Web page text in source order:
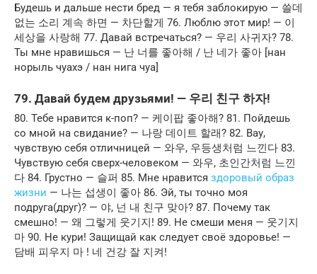
Будешь и дальше нести бред — я тебя заблокирую — 쓸데
없는 소리 계속 하면 — 차단할게 76. Люблю этот мир! — 이
세상을 사랑해 77. Давай встречаться? — 우리 사귀자? 78.
Ты мне нравишься — 난 너를 좋아해 / 난 네가 좋아 [нан
норыль чуахэ / нан нига чуа]
79. Давай будем друзьями! — 우리 친구 하자!
80. Тебе нравится к-поп? — 케이팝 좋아해? 81. Пойдешь
со мной на свидание? — 나랑 데이트 할래? 82. Вау,
чувствую себя отличницей — 와우, 우등생처럼 느낀다 83.
Чувствую себя сверх-человеком — 와우, 초인간처럼 느낀
다 84. Грустно — 슬퍼 85. Мне нравится здоровый образ
жизни — 나는 섭생이 좋아 86. Эй, ты точно моя
подруга(друг)? — 야, 넌 내 친구 맞아? 87. Почему так
смешно! — 왜 그렇게 웃기지! 89. Не смеши меня — 웃기지
마 90. Не кури! Защищай как следует своё здоровье! —
담배 피우지 마 ! 네 건강 잘 지켜!